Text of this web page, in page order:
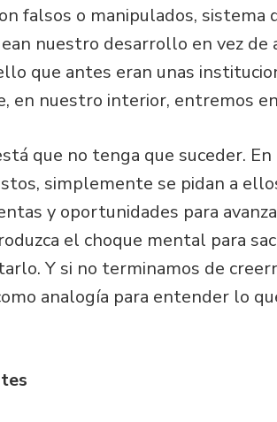
falsos o manipulados, sistema
nuestro desarrollo en vez de
que antes eran unas
en nuestro interior, entremos
que no tenga que suceder.
simplemente se pidan a
y oportunidades para
el choque mental para
Y si no terminamos de
analogía para entender lo